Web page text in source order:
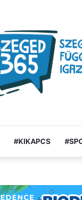
#KIKAPCS